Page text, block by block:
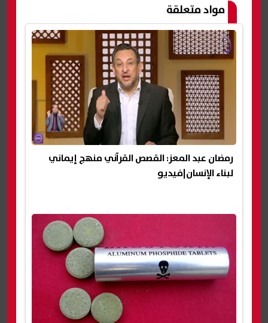
مواد متعلقة
رمضان عبد المعز: القصص القرآني منهج إيماني
لبناء الإنسان|فيديو